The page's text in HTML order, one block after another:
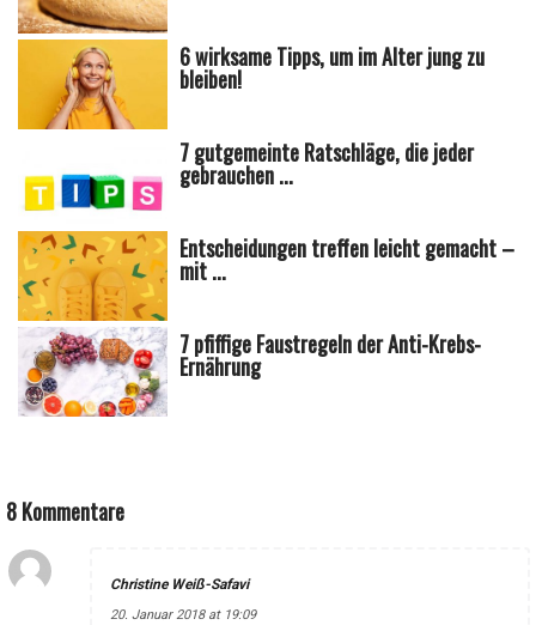
6 wirksame Tipps, um im Alter jung zu
bleiben!
7 gutgemeinte Ratschläge, die jeder
gebrauchen ...
Entscheidungen treffen leicht gemacht –
mit ...
7 pfiffige Faustregeln der Anti-Krebs-
Ernährung
8 Kommentare
Christine Weiß-Safavi
20. Januar 2018 at 19:09